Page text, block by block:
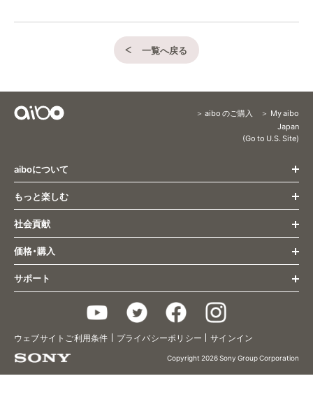
一覧へ戻る
aibo のご購入
My aibo
Japan
(Go to U.S. Site)
aiboについて
トップページ
すべての最新情報
姿とふるまい
コミュニケーション
成長・個性
aiboとの生活
主な仕様
チョコ エディション
2020年限定カラーモデルキャラメル エディション
2021年カラーモデル
2022年カラーモデルいちごミルク エディション
もっと楽しむ
もっと楽しむ トップ
オーナー様向け最新情報
aibo くらし方ガイド
aiboのふるまい
aiboのおまわりさん
aiboフォト
社会貢献
社会貢献 トップ
医療・福祉
研究活動
aiboの里親プログラム
価格・購入
購入(ストア) トップ
aiboに会いに行く
アクセサリー/関連グッズ
aiboプレミアムプラン
aiboケアサポート
サポート
お問い合わせ
使いかた/取扱い説明
ウェブサイトご利用条件 プライバシーポリシー サインイン
Copyright 2026 Sony Group Corporation